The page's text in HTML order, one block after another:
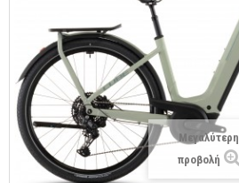
Μεγαλύτερη
προβολή